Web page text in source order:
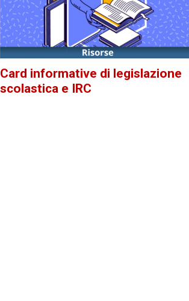
Card informative di legislazione
scolastica e IRC